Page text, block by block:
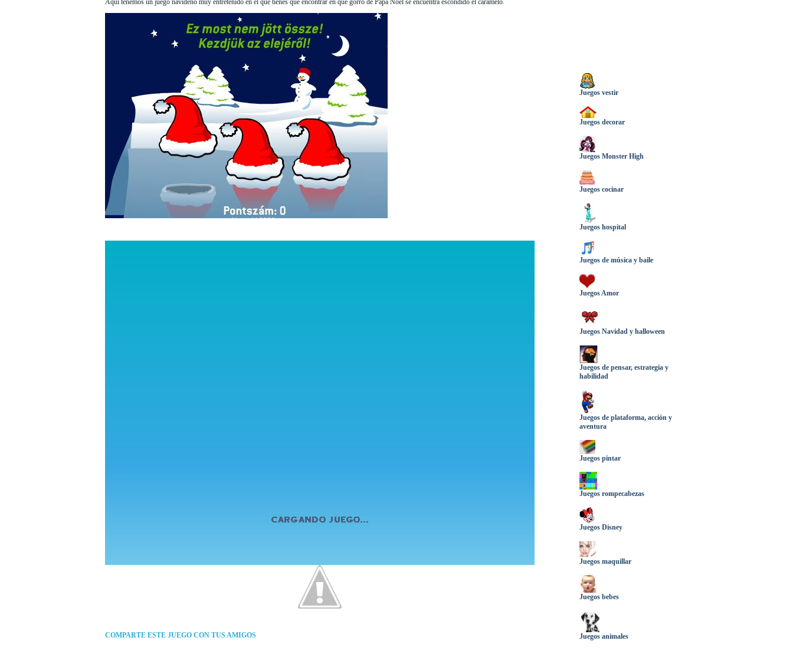
Aquí tenemos un juego navideño muy entretenido en el que tienes que encontrar en que gorro de Papa Noel se encuentra escondido el caramelo.
COMPARTE ESTE JUEGO CON TUS AMIGOS
Juegos vestir
Juegos decorar
Juegos Monster High
Juegos cocinar
Juegos hospital
Juegos de música y baile
Juegos Amor
Juegos Navidad y halloween
Juegos de pensar, estrategia y
habilidad
Juegos de plataforma, acción y
aventura
Juegos pintar
Juegos rompecabezas
Juegos Disney
Juegos maquillar
Juegos bebes
Juegos animales